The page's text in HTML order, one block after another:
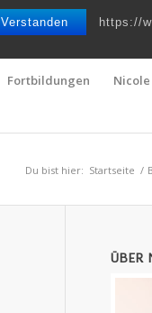
Verstanden https://
Telefon : 0661 –
Fortbildungen
Du bist hier: Startseite /
ÜBER